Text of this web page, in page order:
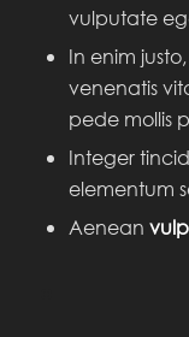
vulputate
In enim
venenatis
pede mollis
Integer
elementum
Aenean